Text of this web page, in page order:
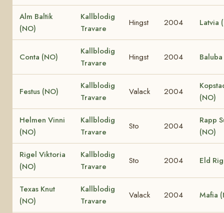
Alm Baltik
(NO)
Kallblodig
Travare
Hingst 2004 Latvia
Conta (NO)
Kallblodig
Travare
Hingst 2004
Festus (NO)
Kallblodig
Travare
Valack 2004
(NO)
Helmen Vinni
(NO)
Kallblodig
Travare
Sto 2004
Rapp
(NO)
Rigel Viktoria
(NO)
Kallblodig
Travare
Sto 2004 Eld
Texas Knut
(NO)
Kallblodig
Travare
Valack 2004 Mafia